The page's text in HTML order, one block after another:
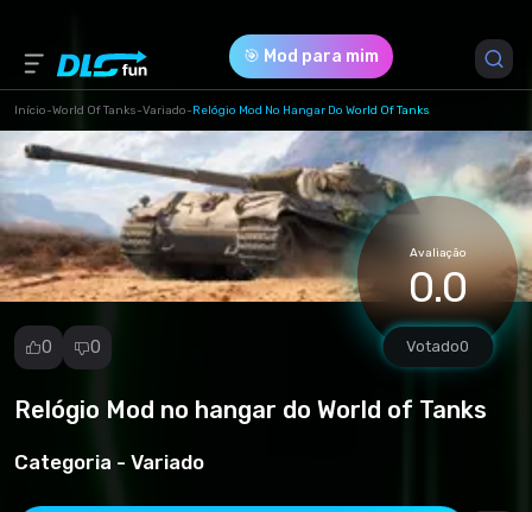
🎯 Mod para mim
Início-World Of Tanks-Variado-Relógio Mod No Hangar Do World Of Tanks
Avaliação
0.0
Votado0
0 0
Relógio Mod no hangar do World of Tanks
Categoria - Variado
Denunciar
Versão do Jogo *
1.23.0.1 (7befe8ec0dcb38c44d3dfb63df666cb7.rar)
Download (278.70 Kb)